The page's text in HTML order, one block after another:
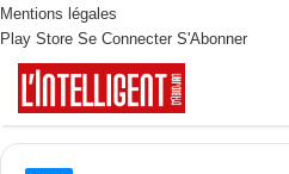
Mentions légales
Play Store Se Connecter S'Abonner